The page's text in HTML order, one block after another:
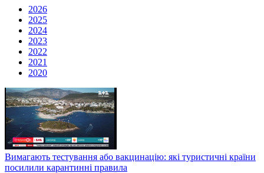
2026
2025
2024
2023
2022
2021
2020
Вимагають тестування або вакцинацію: які туристичні країни
посилили карантинні правила